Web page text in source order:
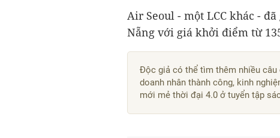
Air Seoul - một LCC khác -
Nẵng với giá khởi điểm từ
Độc giả có thể tìm thêm nhiều câu
doanh nhân thành công, kinh
mới mẻ thời đại 4.0 ở tuyển tập